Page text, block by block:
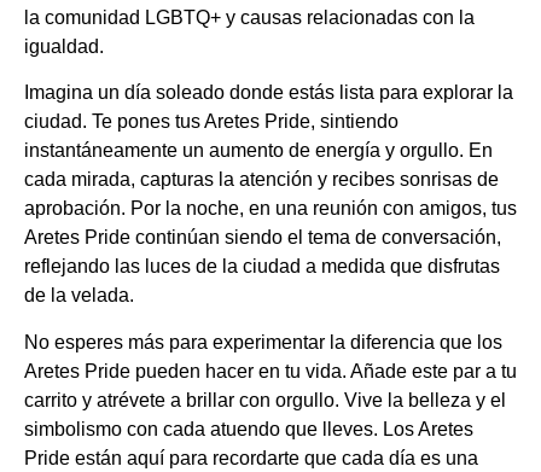
la comunidad LGBTQ+ y causas relacionadas con la
igualdad.
Imagina un día soleado donde estás lista para explorar la
ciudad. Te pones tus Aretes Pride, sintiendo
instantáneamente un aumento de energía y orgullo. En
cada mirada, capturas la atención y recibes sonrisas de
aprobación. Por la noche, en una reunión con amigos, tus
Aretes Pride continúan siendo el tema de conversación,
reflejando las luces de la ciudad a medida que disfrutas
de la velada.
No esperes más para experimentar la diferencia que los
Aretes Pride pueden hacer en tu vida. Añade este par a tu
carrito y atrévete a brillar con orgullo. Vive la belleza y el
simbolismo con cada atuendo que lleves. Los Aretes
Pride están aquí para recordarte que cada día es una